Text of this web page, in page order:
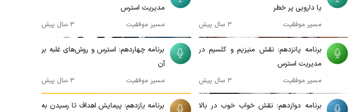
یا دارویی پر خطر
مسیر موفقیت 3 سال پیش
مدیریت استرس
مسیر موفقیت 3 سال پیش 00:08:36
برنامه پانزدهم: نقش منیزیم و کلسیم در
مدیریت استرس
مسیر موفقیت 3 سال پیش
00:09:57
برنامه چهاردهم: استرس و روش‌های غلبه بر
آن
مسیر موفقیت 3 سال پیش 00:15:30
برنامه دوازدهم: نقش خواب خوب در بالا
00:17:05
برنامه یازدهم: پیمایش اهداف تا رسیدن به